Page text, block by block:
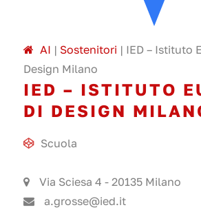
AI | Sostenitori | IED – Istituto
Design Milano
IED – ISTITUTO
DI DESIGN
Scuola
Via Sciesa 4 - 20135 Milano
a.grosse@ied.it